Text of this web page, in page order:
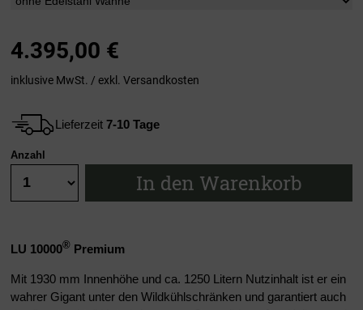
4.395,00 €
inklusive MwSt. / exkl. Versandkosten
Lieferzeit 7-10 Tage
Anzahl
In den Warenkorb
LU 10000® Premium
Mit 1930 mm Innenhöhe und ca. 1250 Litern Nutzinhalt ist er ein
wahrer Gigant unter den Wildkühlschränken und garantiert auch